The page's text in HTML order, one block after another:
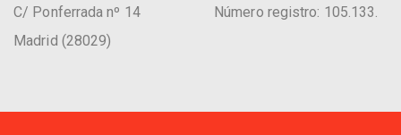
C/ Ponferrada nº 14
Madrid (28029)
Número registro: 105.133.